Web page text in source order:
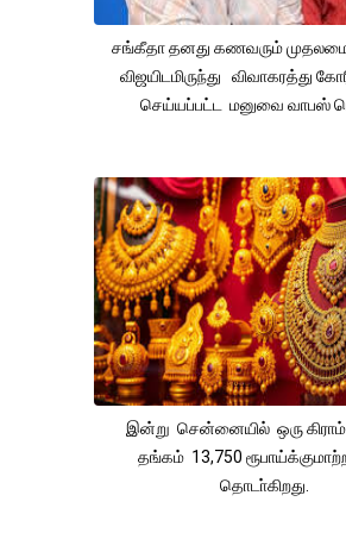
சங்கீதா தனது கணவரும்
விஜயிடமிருந்து விவாகரத்து
செய்யப்பட்ட மனுவை வாபஸ்
இன்று சென்னையில் ஒரு
தங்கம் 13,750
தொடா்கிறது.